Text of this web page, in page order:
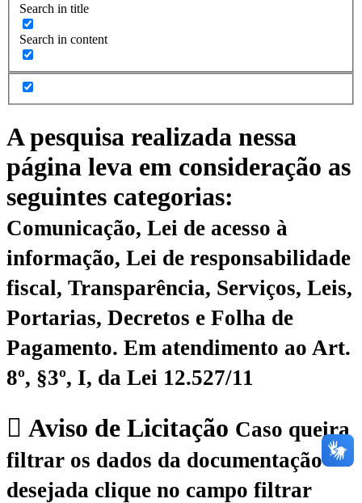
Search in title
Search in content
A pesquisa realizada nessa
página leva em consideração as
seguintes categorias:
Comunicação, Lei de acesso à
informação, Lei de responsabilidade
fiscal, Transparência, Serviços, Leis,
Portarias, Decretos e Folha de
Pagamento. Em atendimento ao Art.
8º, §3º, I, da Lei 12.527/11
Aviso de Licitação Caso queira
filtrar os dados da documentação
desejada clique no campo filtrar